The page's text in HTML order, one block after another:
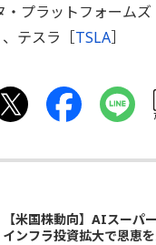
・プラットフォームズ
テスラ［TSLA］
【米国株動向】AIスーパ
インフラ投資拡大で恩恵